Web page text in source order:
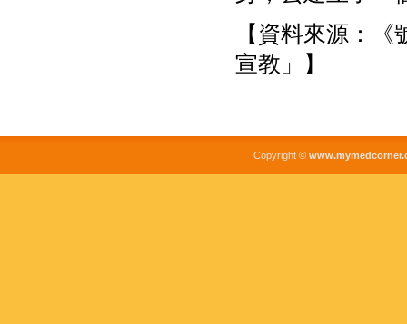
【資料來源：
宣教」】
Copyright ©